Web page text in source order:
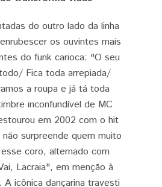
do outro lado da linha
os ouvintes mais
do funk carioca: "O seu
Fica toda arrepiada/
a roupa e já tá toda
inconfundível de MC
em 2002 com o hit
surpreende quem muito
coro, alternado com
Lacraia", em menção à
A icônica dançarina travesti